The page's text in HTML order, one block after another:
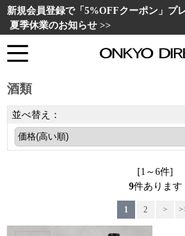
新規会員登録で「5%OFFクーポン」プ
夏季休業のお知らせ >>
酒類
並べ替え：
[1～6件]
9件あります
1 2 >